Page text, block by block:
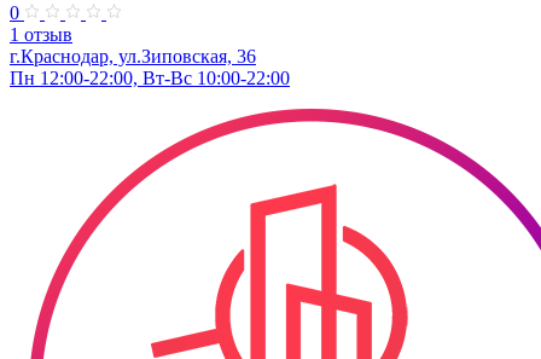
0
1 отзыв
г.Краснодар, ул.Зиповская, 36
Пн 12:00-22:00, Вт-Вс 10:00-22:00